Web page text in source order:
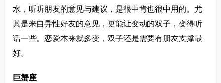
水，听听朋友的意见与建议，是很中肯也很中用的。尤
其是来自异性好友的意见，更能让变动的双子，变得听
话一些。恋爱本来就多变，双子还是需要有朋友支撑最
好。
巨蟹座